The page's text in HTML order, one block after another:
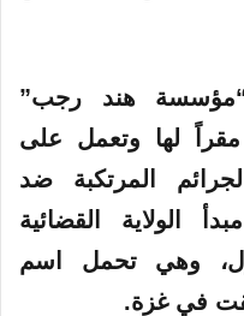
“مؤسسة هند رجب”
مقراً لها وتعمل على
المرتكبة ضد
الولاية القضائية
وهي تحمل اسم
في غزة.